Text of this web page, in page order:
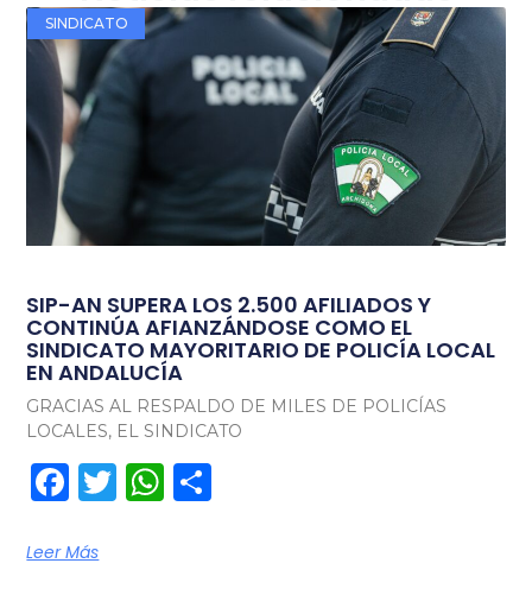
SINDICATO
SIP-AN SUPERA LOS 2.500 AFILIADOS Y
CONTINÚA AFIANZÁNDOSE COMO EL
SINDICATO MAYORITARIO DE POLICÍA LOCAL
EN ANDALUCÍA
GRACIAS AL RESPALDO DE MILES DE POLICÍAS
LOCALES, EL SINDICATO
Facebook
TwitterWhatsApp
Leer Más